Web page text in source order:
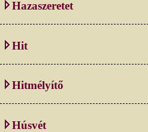
Hazaszeretet
Hit
Hitmélyítő
Húsvét